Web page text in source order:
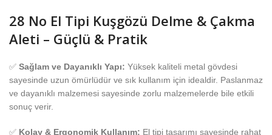
28 No El Tipi Kuşgözü Delme & Çakma
Aleti – Güçlü & Pratik
✅ Sağlam ve Dayanıklı Yapı: Yüksek kaliteli metal gövdesi
sayesinde uzun ömürlüdür ve sık kullanım için idealdir. Paslanmaz
ve dayanıklı malzemesi sayesinde zorlu malzemelerde bile etkili
sonuç verir.
✅ Kolay & Ergonomik Kullanım: El tipi tasarımı sayesinde rahat